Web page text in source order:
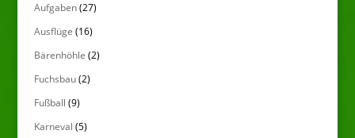
Aufgaben(27)
Ausflüge (16)
Bärenhöhle (2)
Fuchsbau(2)
Fußball (9)
Karneval (5)